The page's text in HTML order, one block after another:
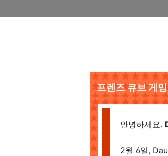
프렌즈 큐브 게
안녕하세요.
2월 6일,